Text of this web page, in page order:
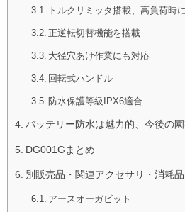
トルクリミッタ搭載、高負荷時
正逆転切替機能を搭載
大径穴あけ作業にも対応
回転式ハンドル
防水保護等級IPX6適合
バッテリー防水は魅力的、今後の
DG001Gまとめ
別販売品・関連アクセサリ・消耗品
アースオーガビット